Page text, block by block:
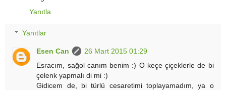
Yanıtla
Yanıtlar
Esen Can
26 Mart 2015 01:29
Esracım, sağol canım benim :) O keçe çiçeklerle de bi
çelenk yapmalı di mi :)
Gidicem de, bi türlü cesaretimi toplayamadım, ya o